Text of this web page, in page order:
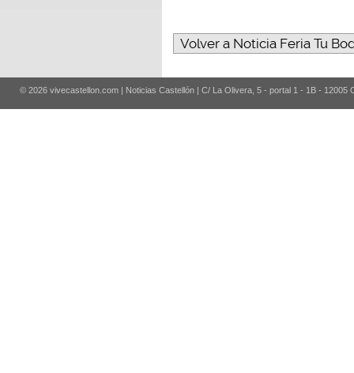
Volver a Noticia Feria Tu
© 2026 vivecastellon.com | Noticias Castellón | C/ La Olivera, 5 - portal 1 - 1B - 12005